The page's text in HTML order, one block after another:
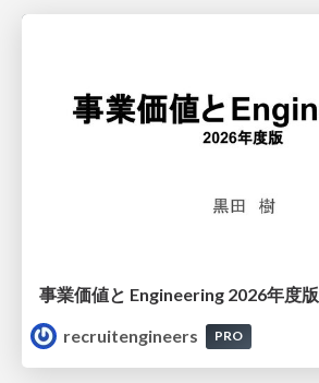
事業価値と Engineering 2026年度版
recruitengineers
PRO